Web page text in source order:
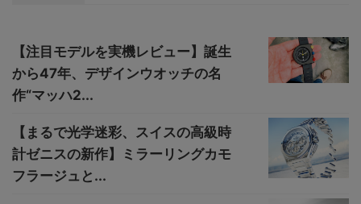
【注目モデルを実機レビュー】誕生
から47年、デザインウオッチの名
作“マッハ2...
【まるで光学迷彩、スイスの高級時
計ゼニスの新作】ミラーリングカモ
フラージュと...